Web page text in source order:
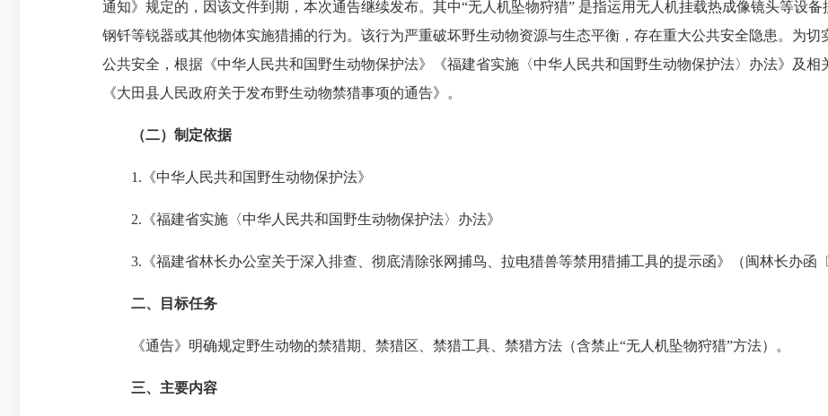
通知》规定的，因该文件到期，本次通告继续发布。其中“无人机坠物狩猎” 是指运用无人机挂载热成像镜头等设
钢钎等锐器或其他物体实施猎捕的行为。该行为严重破坏野生动物资源与生态平衡，存在重大公共安全隐患。为
公共安全，根据《中华人民共和国野生动物保护法》《福建省实施〈中华人民共和国野生动物保护法〉办法》及
《大田县人民政府关于发布野生动物禁猎事项的通告》。
（二）制定依据
1.《中华人民共和国野生动物保护法》
2.《福建省实施〈中华人民共和国野生动物保护法〉办法》
3.《福建省林长办公室关于深入排查、彻底清除张网捕鸟、拉电猎兽等禁用猎捕工具的提示函》（闽林长办函〔
二、目标任务
《通告》明确规定野生动物的禁猎期、禁猎区、禁猎工具、禁猎方法（含禁止“无人机坠物狩猎”方法）。
三、主要内容